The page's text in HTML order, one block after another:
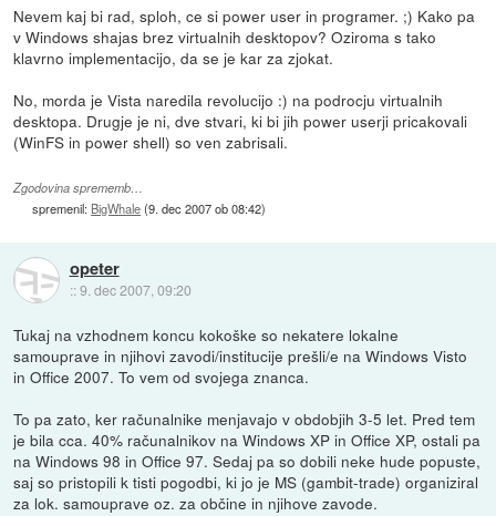
Nevem kaj bi rad, sploh, ce si power user in programer. ;) Kako pa
v Windows shajas brez virtualnih desktopov? Oziroma s tako
klavrno implementacijo, da se je kar za zjokat.
No, morda je Vista naredila revolucijo :) na podrocju virtualnih
desktopa. Drugje je ni, dve stvari, ki bi jih power userji pricakovali
(WinFS in power shell) so ven zabrisali.
Zgodovina sprememb…
spremenil: BigWhale(9. dec 2007 ob 08:42)
opeter
::9. dec 2007, 09:20
Tukaj na vzhodnem koncu kokoške so nekatere lokalne
samouprave in njihovi zavodi/institucije prešli/e na Windows Visto
in Office 2007. To vem od svojega znanca.
To pa zato, ker računalnike menjavajo v obdobjih 3-5 let. Pred tem
je bila cca. 40% računalnikov na Windows XP in Office XP, ostali pa
na Windows 98 in Office 97. Sedaj pa so dobili neke hude popuste,
saj so pristopili k tisti pogodbi, ki jo je MS (gambit-trade) organiziral
za lok. samouprave oz. za občine in njihove zavode.